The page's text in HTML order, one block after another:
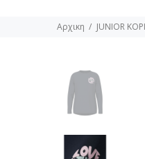
Αρχικη JUNIOR